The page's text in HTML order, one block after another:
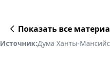
Показать все
Источник:Дума Ханты-